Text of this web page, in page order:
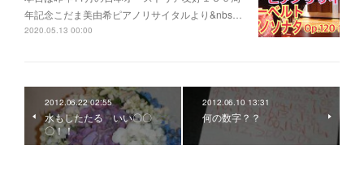
年記念こだま美由希ピアノリサイタルより&nbs…
2020.05.13 00:00
2012.06.22 02:55
水もしたたる いい〇〇
〇！！
2012.06.10 13:31
何の数字？？